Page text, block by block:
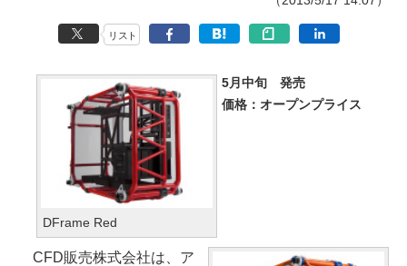
リスト
DFrame Red
5月中旬 発売
価格：オープンプライス
CFD販売株式会社は、ア